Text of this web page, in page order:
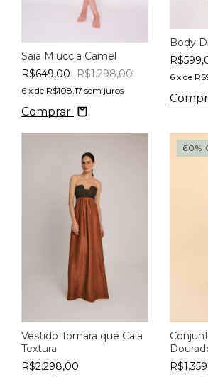
Saia Miuccia Camel
R$649,00 R$1.298,00
6 x de R$108,17 sem juros
Comprar
Body
6 x de
Vestido Tomara que Caia
Textura
R$2.298,00
60%